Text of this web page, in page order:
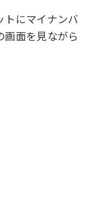
トにマイナンバ
面を見ながら